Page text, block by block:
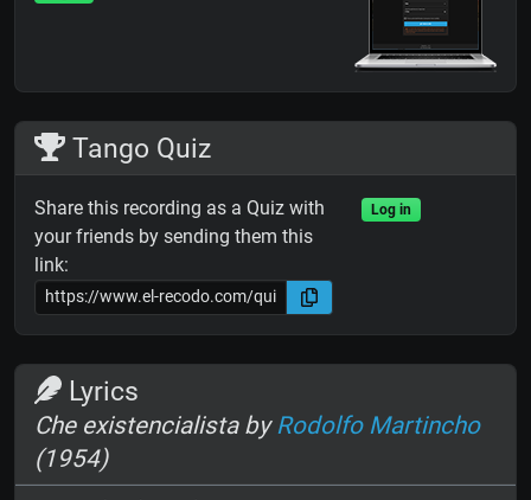
Tango Quiz
Share this recording as a Quiz with
your friends by sending them this
link:
Log in
Lyrics
Che existencialista byRodolfo Martincho
(1954)